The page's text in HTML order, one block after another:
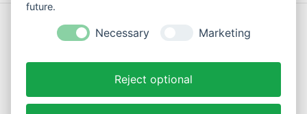
© Copyright 2026 Motte Klamotte - Powered by
future.
Necessary Marketing
Reject optional